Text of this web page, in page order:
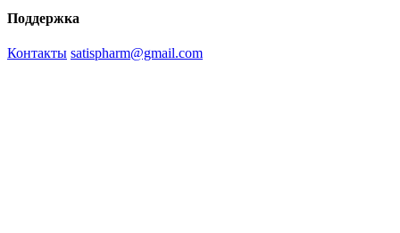
Поддержка
Контакты satispharm@gmail.com